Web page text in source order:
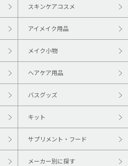
スキンケアコスメ
アイメイク用品
メイク小物
ヘアケア用品
バスグッズ
キット
サプリメント・フード
メーカー別に探す